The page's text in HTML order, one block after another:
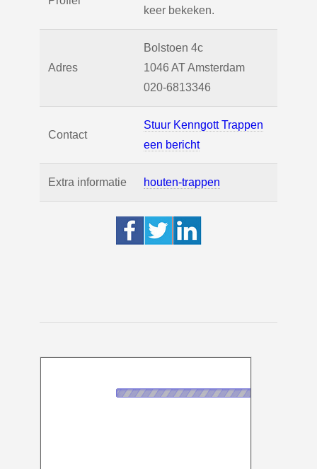
keer bekeken.
Adres
Bolstoen 4c
1046 ATAmsterdam
020-6813346
Contact
Stuur Kenngott Trappen
een bericht
Extra informatie houten-trappen